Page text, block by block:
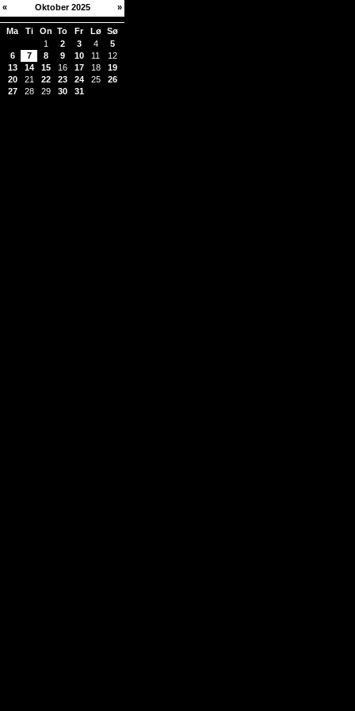
« »
Oktober 2025
Ma Ti On To Fr Lø
Sø
1
2 3 4
5
6
7 8 9 10 11
12
13
14 15 16 17 18
19
20
21 22 23 24 25
26
27
28 29 30 31